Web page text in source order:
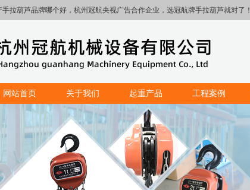
手拉葫芦品牌哪个好，杭州冠航央视广告合作企业，选冠航牌手拉葫芦就对了！
网站首页 关于我们 起重产品 工程案例